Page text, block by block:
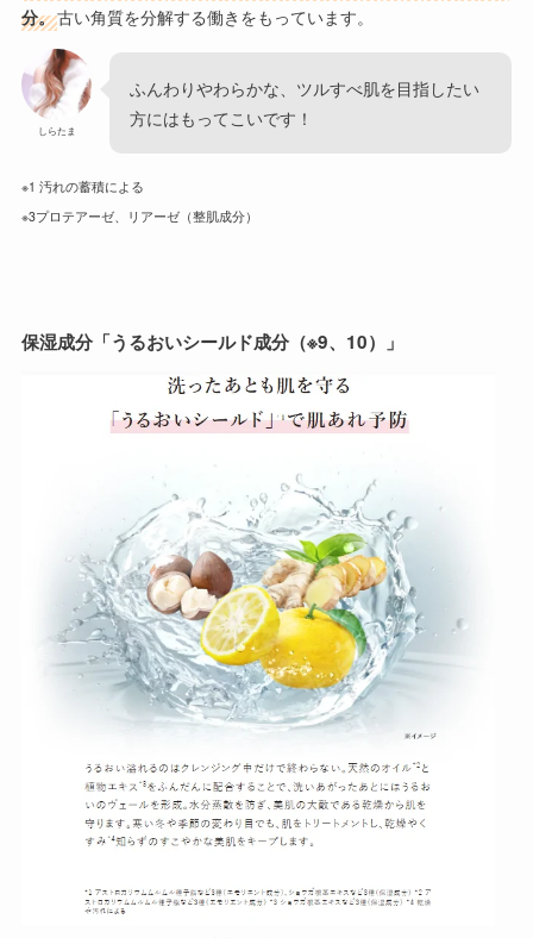
分。古い角質を分解する働きをもっています。
しらたま
ふんわりやわらかな、ツルすべ肌を目指したい
方にはもってこいです！
※1 汚れの蓄積による
※3プロテアーゼ、リアーゼ（整肌成分）
保湿成分「うるおいシールド成分（※9、10）」